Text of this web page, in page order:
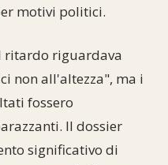
archivio
motivi politici.
ritardo riguardava
non all'altezza", ma i
fossero
Il dossier
significativo di